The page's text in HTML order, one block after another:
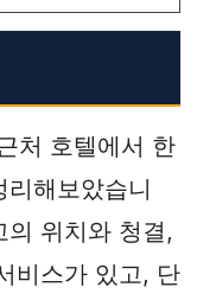
처 호텔에서 한
해보았습니
의 위치와 청결,
비스가 있고, 단